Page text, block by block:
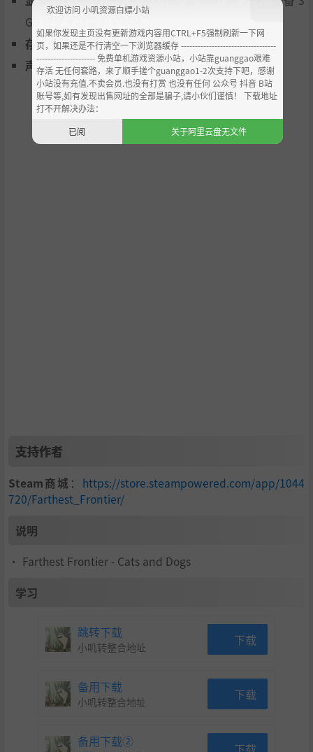
换取所缺乏的物资。
竖起栅栏，防止鹿靠近农田，阻止熊糟蹋食物。管理树木
的覆盖面积，防止地下水枯竭。平衡需求，清理重要自然
资源（如野生药用植物和采集类食物）周围的农业用地。
大量旧时疾病!- 为防止痢疾和霍乱的爆发，确保村民的
饮用水足够干净。收集浆果并种植绿色蔬菜来防止坏血
病，确保健康饮食。
Crate Entertainment是一家完全独立的开发商和发行商，位
的动作角色扮演游戏《Grim Dawn》。快来加入Crate社
区，帮助我们塑造游戏的未来，并通过参与论坛上的投票和
GB 或更大容量的 VRAM
存储空间:需要 11 GB 可用空间
声卡:使用最新驱动程序，兼容 DirectX
支持作者
Steam商城 ： https://store.steampowered.com/app/1044
720/Farthest_Frontier/
说明
• Farthest Frontier - Cats and Dogs
学习
跳转下载
小叽转整合地址 下载
备用下载
小叽转整合地址 下载
备用下载② 下载
欢迎访问 小叽资源白嫖小站
如果你发现主页没有更新游戏内容用CTRL+F5强制刷新一下网
页，如果还是不行清空一下浏览器缓存 ----------------------------------
--------------------- 免费单机游戏资源小站，小站靠guanggao艰难
存活 无任何套路，来了顺手搓个guanggao1-2次支持下吧，感谢
小站没有充值.不卖会员.也没有打赏 也没有任何 公众号 抖音 B站
账号等,如有发现出售网址的全部是骗子,请小伙们谨慎！ 下载地址
打不开解决办法：
已阅
关于阿里云盘无文件